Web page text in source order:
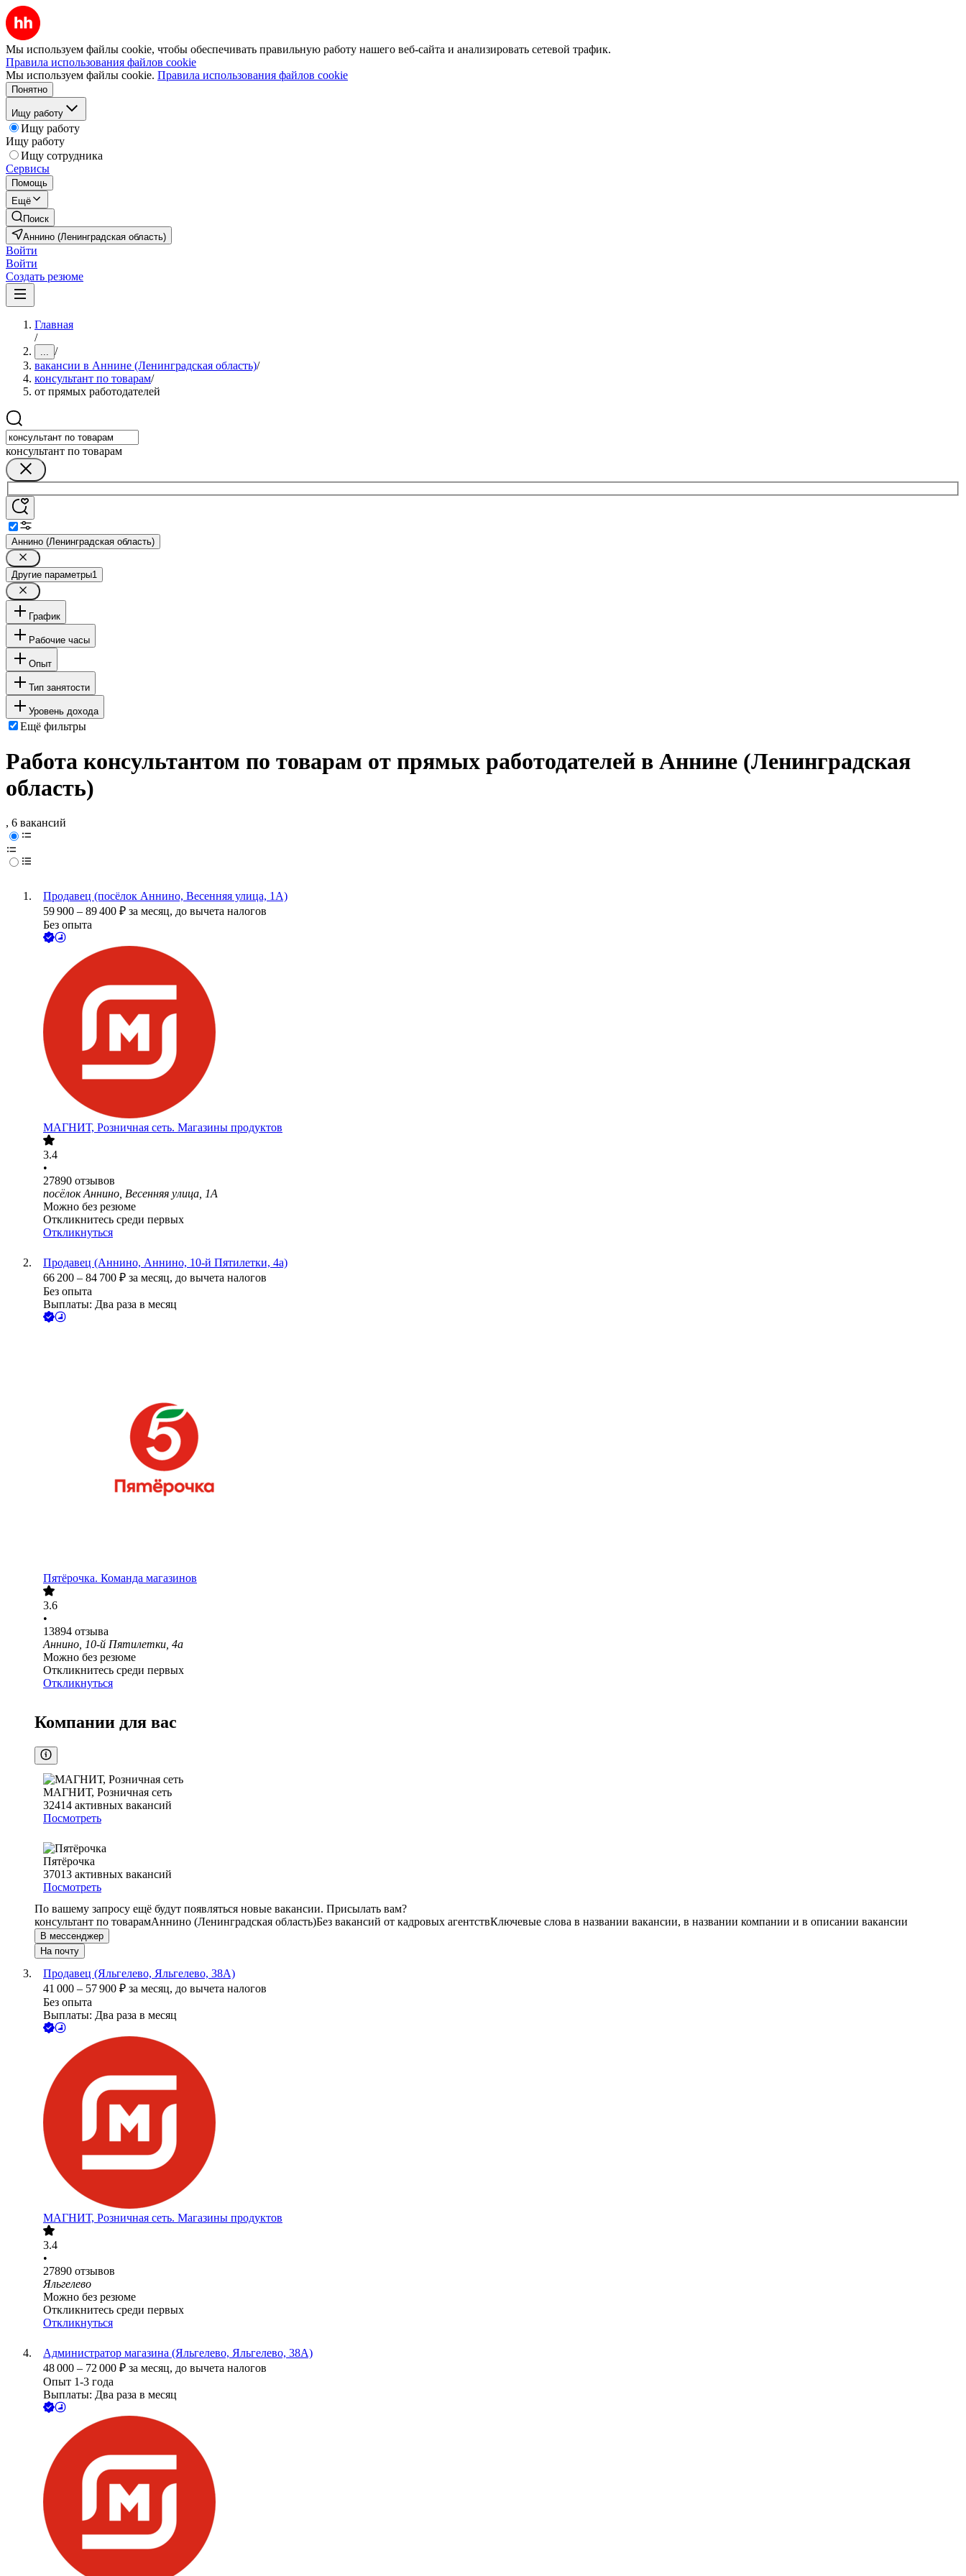
Мы используем файлы cookie, чтобы обеспечивать правильную работу нашего веб-сайта и анализировать сетевой трафик.
Правила использования файлов cookie
Мы используем файлы cookie. Правила использования файлов cookie
Понятно
Ищу работу
Ищу работу
Ищу работу
Ищу сотрудника
Сервисы
Помощь
Ещё
Поиск
Аннино (Ленинградская область)
Войти
Войти
Создать резюме
Главная
/
... /
вакансии в Аннине (Ленинградская область)/
консультант по товарам/
от прямых работодателей
консультант по товарам
Аннино (Ленинградская область)
Другие параметры1
График
Рабочие часы
Опыт
Тип занятости
Уровень дохода
Ещё фильтры
Работа консультантом по товарам от прямых работодателей в Аннине (Ленинградская
область)
, 6 вакансий
Продавец (посёлок Аннино, Весенняя улица, 1А)
59 900 – 89 400 ₽ за месяц, до вычета налогов
Без опыта
МАГНИТ, Розничная сеть. Магазины продуктов
3.4
•
27890 отзывов
посёлок Аннино, Весенняя улица, 1А
Можно без резюме
Откликнитесь среди первых
Откликнуться
Продавец (Аннино, Аннино, 10-й Пятилетки, 4а)
66 200 – 84 700 ₽ за месяц, до вычета налогов
Без опыта
Выплаты: Два раза в месяц
Пятёрочка. Команда магазинов
3.6
•
13894 отзыва
Аннино, 10-й Пятилетки, 4а
Можно без резюме
Откликнитесь среди первых
Откликнуться
Компании для вас
МАГНИТ, Розничная сеть
32414 активных вакансий
Посмотреть
Пятёрочка
37013 активных вакансий
Посмотреть
По вашему запросу ещё будут появляться новые вакансии. Присылать вам?
консультант по товарамАннино (Ленинградская область)Без вакансий от кадровых агентствКлючевые слова в названии вакансии, в названии компании и в описании вакансии
В мессенджер
На почту
Продавец (Яльгелево, Яльгелево, 38А)
41 000 – 57 900 ₽ за месяц, до вычета налогов
Без опыта
Выплаты: Два раза в месяц
МАГНИТ, Розничная сеть. Магазины продуктов
3.4
•
27890 отзывов
Яльгелево
Можно без резюме
Откликнитесь среди первых
Откликнуться
Администратор магазина (Яльгелево, Яльгелево, 38А)
48 000 – 72 000 ₽ за месяц, до вычета налогов
Опыт 1-3 года
Выплаты: Два раза в месяц